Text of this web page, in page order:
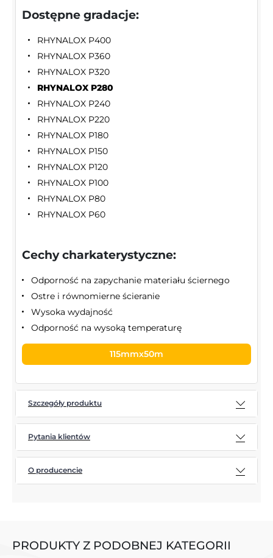
Dostępne gradacje:
RHYNALOX P400
RHYNALOX P360
RHYNALOX P320
RHYNALOX P280
RHYNALOX P240
RHYNALOX P220
RHYNALOX P180
RHYNALOX P150
RHYNALOX P120
RHYNALOX P100
RHYNALOX P80
RHYNALOX P60
Cechy charkaterystyczne:
Odporność na zapychanie materiału ściernego
Ostre i równomierne ścieranie
Wysoka wydajność
Odporność na wysoką temperaturę
115mmx50m
Szczegóły produktu
Pytania klientów
O producencie
PRODUKTY Z PODOBNEJ KATEGORII